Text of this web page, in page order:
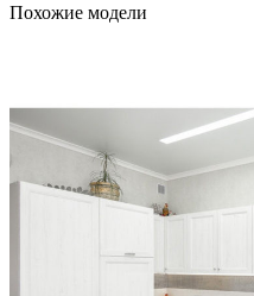
Похожие модели